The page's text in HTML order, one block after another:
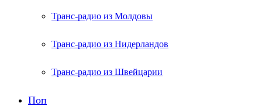
Транс-радио из Молдовы
Транс-радио из Нидерландов
Транс-радио из Швейцарии
Поп